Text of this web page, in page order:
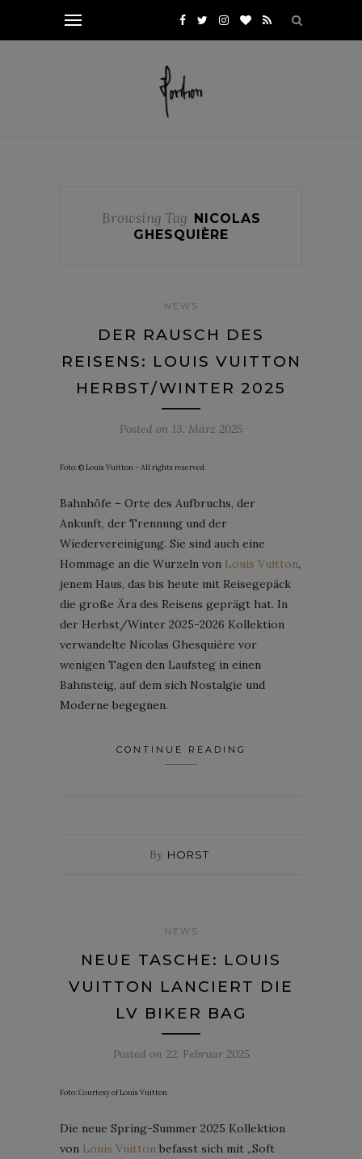
Browsing Tag NICOLAS
GHESQUIÈRE
NEWS
DER RAUSCH DES
REISENS: LOUIS VUITTON
HERBST/WINTER 2025
Posted on 13. März 2025
Foto: © Louis Vuitton – All rights reserved
Bahnhöfe – Orte des Aufbruchs, der
Ankunft, der Trennung und der
Wiedervereinigung. Sie sind auch eine
Hommage an die Wurzeln von Louis Vuitton,
jenem Haus, das bis heute mit Reisegepäck
die große Ära des Reisens geprägt hat. In
der Herbst/Winter 2025-2026 Kollektion
verwandelte Nicolas Ghesquière vor
wenigen Tagen den Laufsteg in einen
Bahnsteig, auf dem sich Nostalgie und
Moderne begegnen.
CONTINUE READING
By HORST
NEWS
NEUE TASCHE: LOUIS
VUITTON LANCIERT DIE
LV BIKER BAG
Posted on 22. Februar 2025
Foto: Courtesy of Louis Vuitton
Die neue Spring-Summer 2025 Kollektion
von Louis Vuitton befasst sich mit „Soft